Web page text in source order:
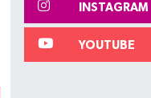
INSTAGRAM
YOUTUBE